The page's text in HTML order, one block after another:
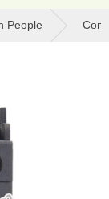
People